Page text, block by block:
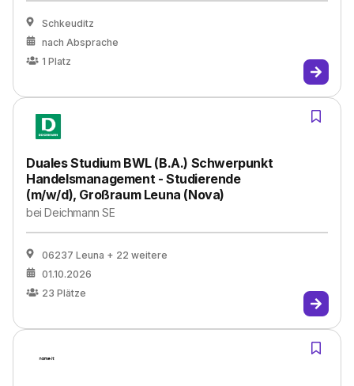
Schkeuditz
nach Absprache
1 Platz
Duales Studium BWL (B.A.) Schwerpunkt
Handelsmanagement - Studierende
(m/w/d), Großraum Leuna (Nova)
beiDeichmann SE
06237 Leuna + 22 weitere
01.10.2026
23 Plätze